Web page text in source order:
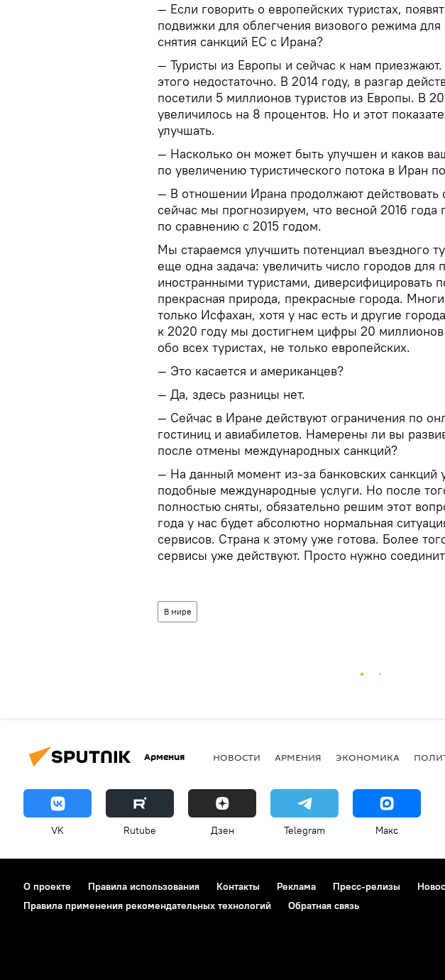
— Если говорить о европейских туристах,
подвижки для облегчения визового режима
снятия санкций ЕС с Ирана?
— Туристы из Европы и сейчас к нам
этого недостаточно. В 2014 году, в разгар
посетили 5 миллионов туристов из Европы. В
увеличилось на 8 процентов. Но и этот
улучшать.
— Насколько он может быть улучшен и каков
по увеличению туристического потока в Иран
— В отношении Ирана продолжают действовать
сейчас мы прогнозируем, что весной 2016 года
по сравнению с 2015 годом.
Мы стараемся улучшить потенциал въездного
еще одна задача: увеличить число городов для
иностранными туристами, диверсифицировать
прекрасная природа, прекрасные города.
только Исфахан, хотя у нас есть и другие
к 2020 году мы достигнем цифры 20
обо всех туристах, не только европейских.
— Это касается и американцев?
— Да, здесь разницы нет.
— Сейчас в Иране действуют ограничения по
гостиниц и авиабилетов. Намерены ли вы
после отмены международных санкций?
— На данный момент из-за банковских санкций
подобные международные услуги. Но после
полностью сняты, обязательно решим этот
года у нас будет абсолютно нормальная
сервисов. Страна к этому уже готова. Более
сервисы уже действуют. Просто нужно
В мире
Армения НОВОСТИ АРМЕНИЯ ЭКОНОМИКА
VK Rutube Дзен Telegram Макс
О проекте Правила использования Контакты Реклама Пресс-релизы
Правила применения рекомендательных технологий
Обратная связь